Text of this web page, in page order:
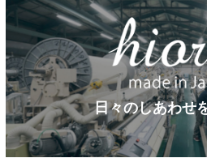
日々のしあわせ